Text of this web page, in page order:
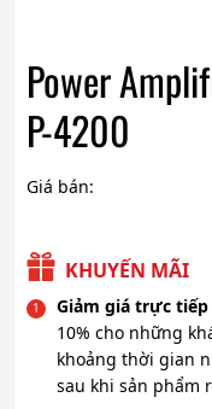
Power
P-4200
Giá bán:
KHUYẾN MÃI
Giảm giá trực
10% cho những
khoảng thời gian
sau khi sản phẩm